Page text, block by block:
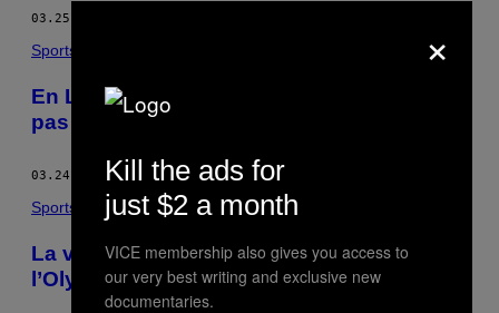
03.25.16
Sports
En Lituanie, le service de sécurité ne sait
pas éteindre des fumigènes
03.24.16 BYKATHARINA RECKERS
Sports
La vidéo (un peu larmoyante, c’est vrai) de
l’Olympiakos pour aider les réfugiés
×
Kill the ads for
just $2 a month
VICE membership also gives you access to
our very best writing and exclusive new
documentaries.